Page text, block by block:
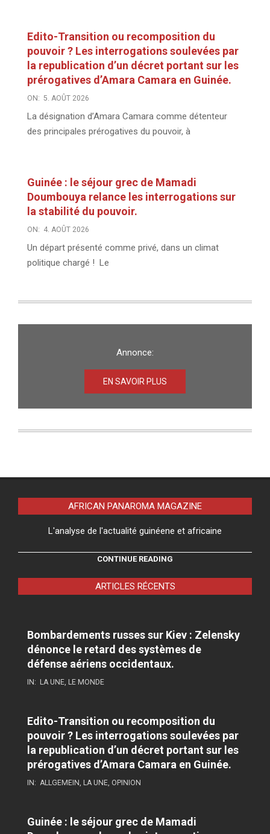
Edito-Transition ou recomposition du
pouvoir ? Les interrogations soulevées par
la republication d’un décret portant sur les
prérogatives d’Amara Camara en Guinée.
ON: 5. AOÛT 2026
La désignation d’Amara Camara comme détenteur
des principales prérogatives du pouvoir, à
Guinée : le séjour grec de Mamadi
Doumbouya relance les interrogations sur
la stabilité du pouvoir.
ON: 4. AOÛT 2026
Un départ présenté comme privé, dans un climat
politique chargé ! Le
Annonce:
EN SAVOIR PLUS
AFRICAN PANAROMA MAGAZINE
L'analyse de l'actualité guinéene et africaine
CONTINUE READING
ARTICLES RÉCENTS
Bombardements russes sur Kiev : Zelensky
dénonce le retard des systèmes de
défense aériens occidentaux.
IN: LA UNE LE MONDE
Edito-Transition ou recomposition du
pouvoir ? Les interrogations soulevées par
la republication d’un décret portant sur les
prérogatives d’Amara Camara en Guinée.
IN: ALLGEMEIN LA UNE OPINION
Guinée : le séjour grec de Mamadi